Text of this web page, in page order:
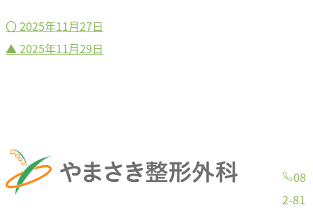
投
ゲ
ー
〇 2025年11月27日
▲ 2025年11月29日
08
2-81